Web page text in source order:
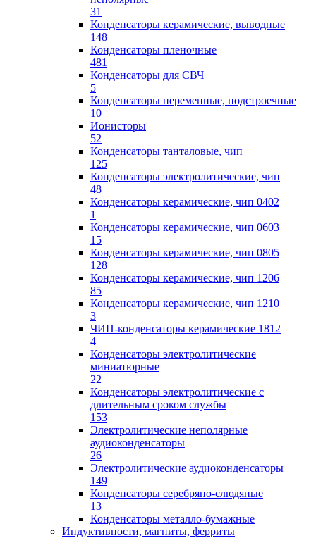
31
Конденсаторы керамические, выводные
148
Конденсаторы пленочные
481
Конденсаторы для СВЧ
5
Конденсаторы переменные, подстроечные
10
Ионисторы
52
Конденсаторы танталовые, чип
125
Конденсаторы электролитические, чип
48
Конденсаторы керамические, чип 0402
1
Конденсаторы керамические, чип 0603
15
Конденсаторы керамические, чип 0805
128
Конденсаторы керамические, чип 1206
85
Конденсаторы керамические, чип 1210
3
ЧИП-конденсаторы керамические 1812
4
Конденсаторы электролитические
миниатюрные
22
Конденсаторы электролитические с
длительным сроком службы
153
Электролитические неполярные
аудиоконденсаторы
26
Электролитические аудиоконденсаторы
149
Конденсаторы серебряно-слюдяные
13
Конденсаторы металло-бумажные
Индуктивности, магниты, ферриты